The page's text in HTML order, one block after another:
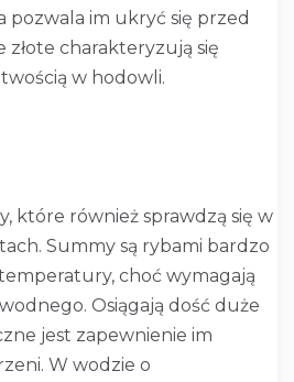
pozwala im ukryć się przed
złote charakteryzują się
w hodowli.
które również sprawdzą się w
Summy są rybami bardzo
choć wymagają
Osiągają dość duże
jest zapewnienie im
W wodzie o